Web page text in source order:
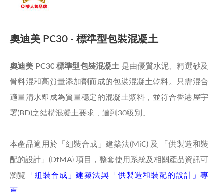
奧迪美 PC30 - 標準型包裝混凝土
奧迪美 PC30 標準型包裝混凝土 是由優質水泥、精選砂及
骨料混和高質量添加劑而成的包裝混凝土乾料。只需混合
適量清水即成為質量穩定的混凝土漿料，並符合香港屋宇
署(BD)之結構混凝土要求，達到30級別。
本產品適用於「組裝合成」建築法(MiC) 及 「供製造和裝
配的設計」(DfMA) 項目，整套使用系統及相關產品資訊可
瀏覽
「組裝合成」建築法與「供製造和裝配的設計」專